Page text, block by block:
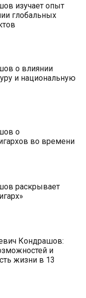
изучает опыт
глобальных
о влиянии
и национальную
о
во времени
раскрывает
Кондрашов:
и
жизни в 13